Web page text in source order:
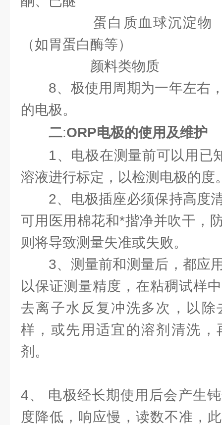
蛋白质血球沉淀
（如胃蛋白酶等）
颜料类物质
8、极使用周期为一年左右
的电极。
二:ORP电极的使用及维护
1、电极在测量前可以用已
溶液进行标定，以检测电极的度
2、电极插座必须保持高度
可用医用棉花和*揩净并吹干，
则将导致测量失准或失败。
3、测量前和测量后，都应
以保证测量精度，在粘稠试样
去离子水反复冲洗多次，以除
样，或先用适宜的溶剂清洗，
剂。
4、 电极经长期使用后会产生
度降低，响应慢，读数不准，